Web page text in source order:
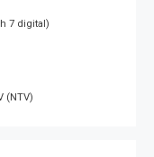
7 digital)
(NTV)